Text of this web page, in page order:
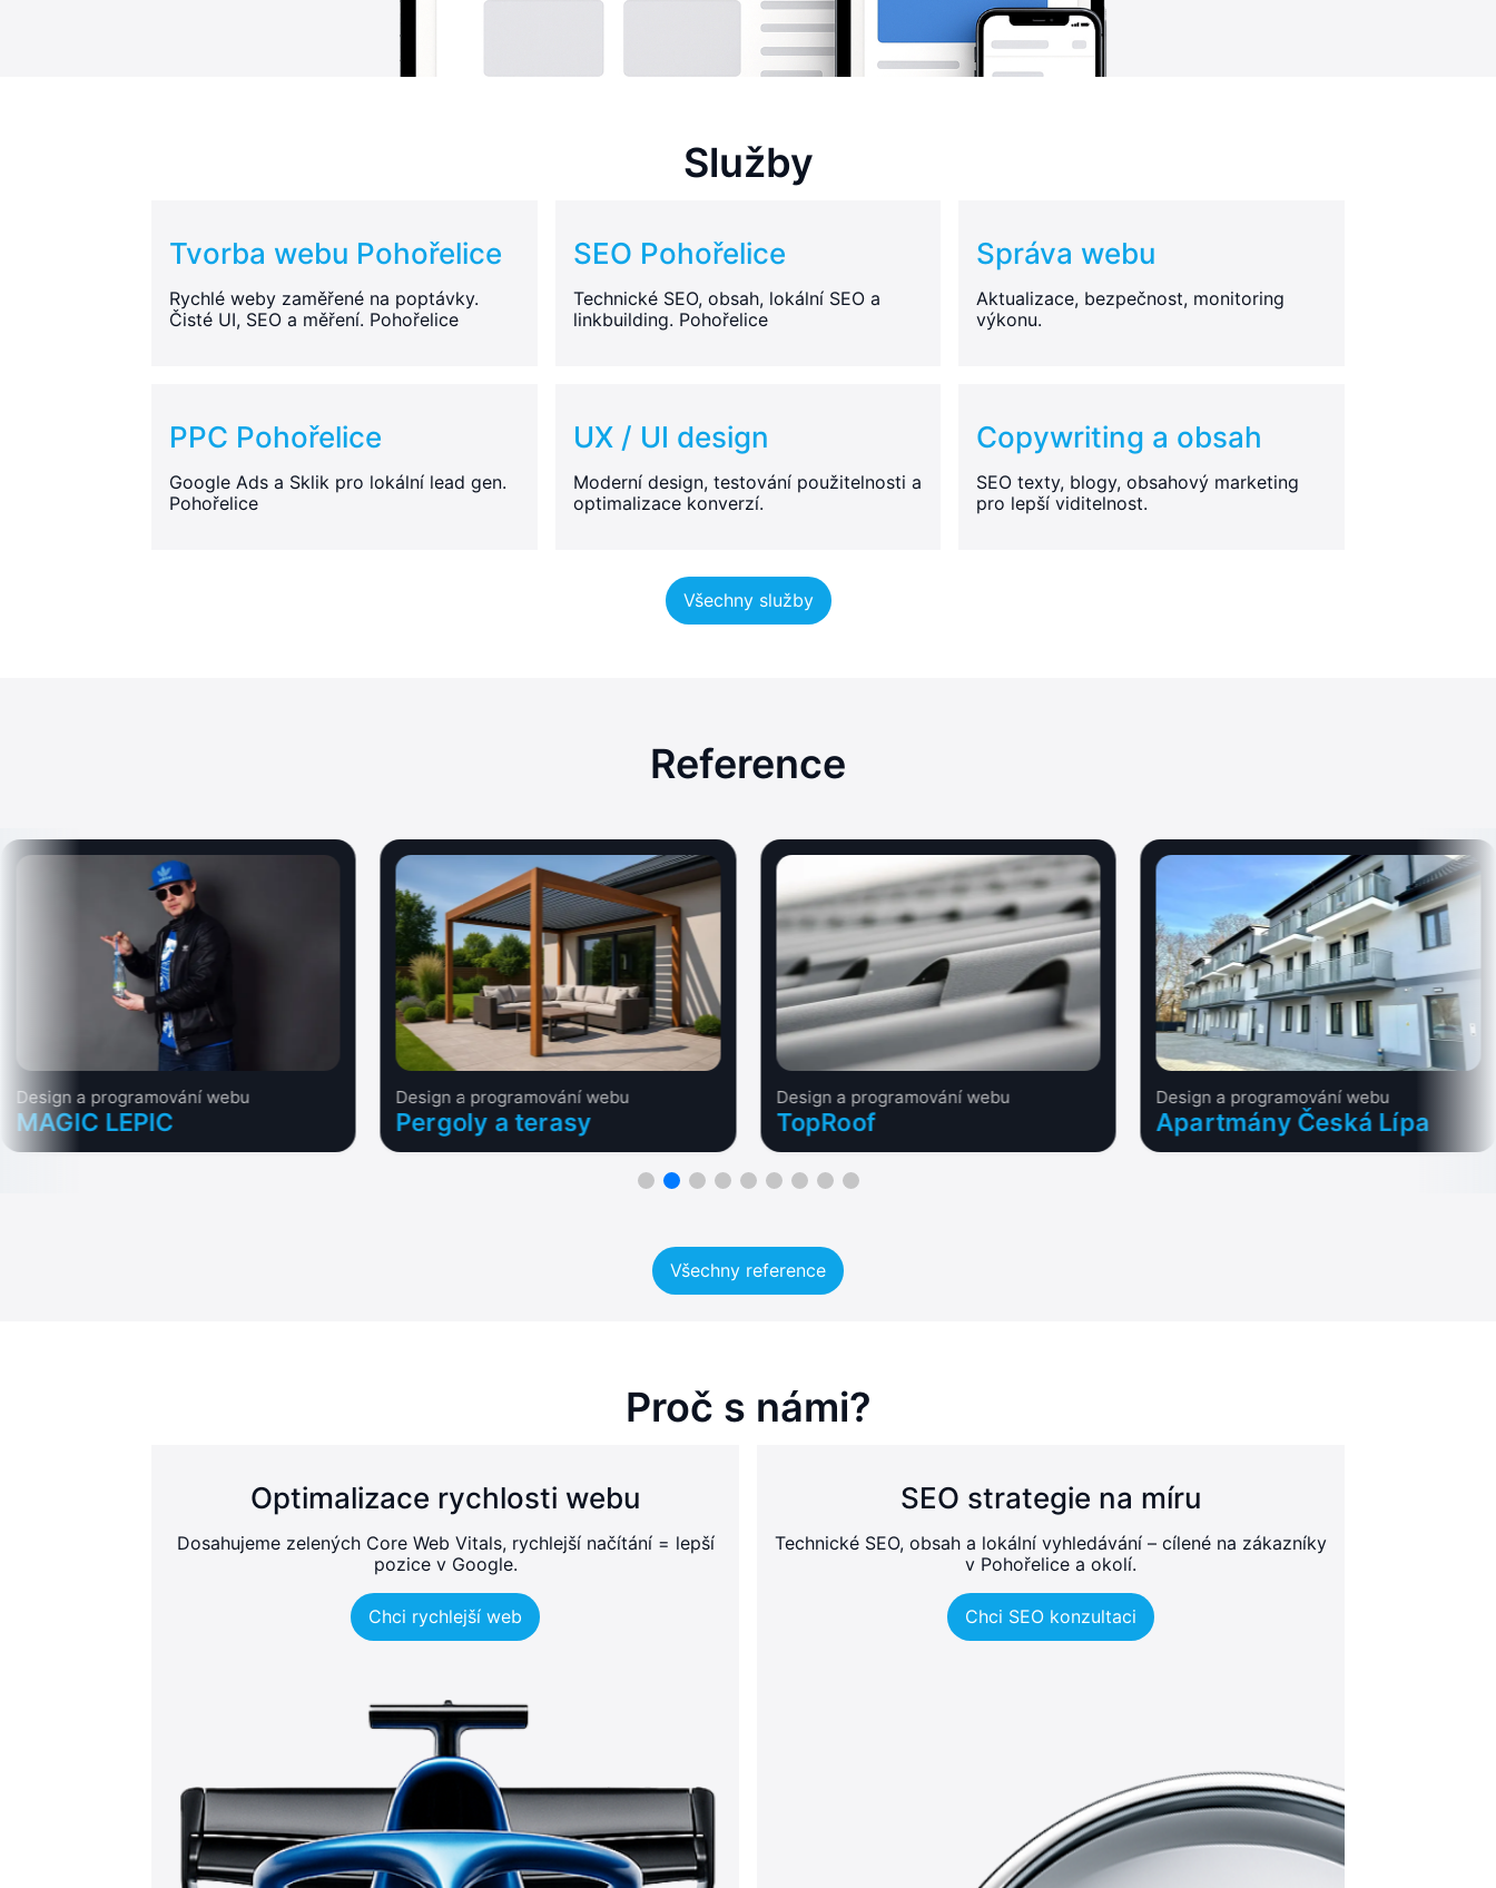
Služby
Tvorba webu Pohořelice
Rychlé weby zaměřené na poptávky.
Čisté UI, SEO a měření. Pohořelice
SEO Pohořelice
Technické SEO, obsah, lokální SEO a
linkbuilding. Pohořelice
Správa webu
Aktualizace, bezpečnost, monitoring
výkonu.
PPC Pohořelice
Google Ads a Sklik pro lokální lead gen.
Pohořelice
UX / UI design
Moderní design, testování použitelnosti a
optimalizace konverzí.
Copywriting a obsah
SEO texty, blogy, obsahový marketing
pro lepší viditelnost.
Všechny služby
Reference
Design a programování webu
MAGIC LEPIC
Design a programování webu
Pergoly a terasy
Design a programování webu
TopRoof
Design a programování webu
Apartmány Česká Lípa
Všechny reference
Proč s námi?
Optimalizace rychlosti webu
Dosahujeme zelených Core Web Vitals, rychlejší načítání = lepší
pozice v Google.
Chci rychlejší web
SEO strategie na míru
Technické SEO, obsah a lokální vyhledávání – cílené na zákazníky
v Pohořelice a okolí.
Chci SEO konzultaci